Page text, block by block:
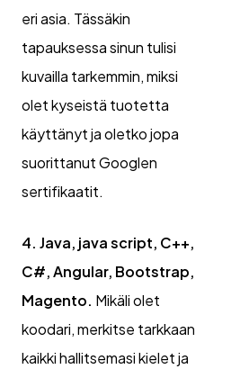
eri asia. Tässäkin
tapauksessa sinun tulisi
kuvailla tarkemmin, miksi
olet kyseistä tuotetta
käyttänyt ja oletko jopa
suorittanut Googlen
sertifikaatit.
4. Java, java script, C++,
C#, Angular, Bootstrap,
Magento. Mikäli olet
koodari, merkitse tarkkaan
kaikki hallitsemasi kielet ja